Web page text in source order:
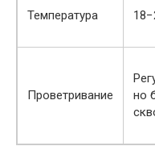
Температура
Проветривание
но